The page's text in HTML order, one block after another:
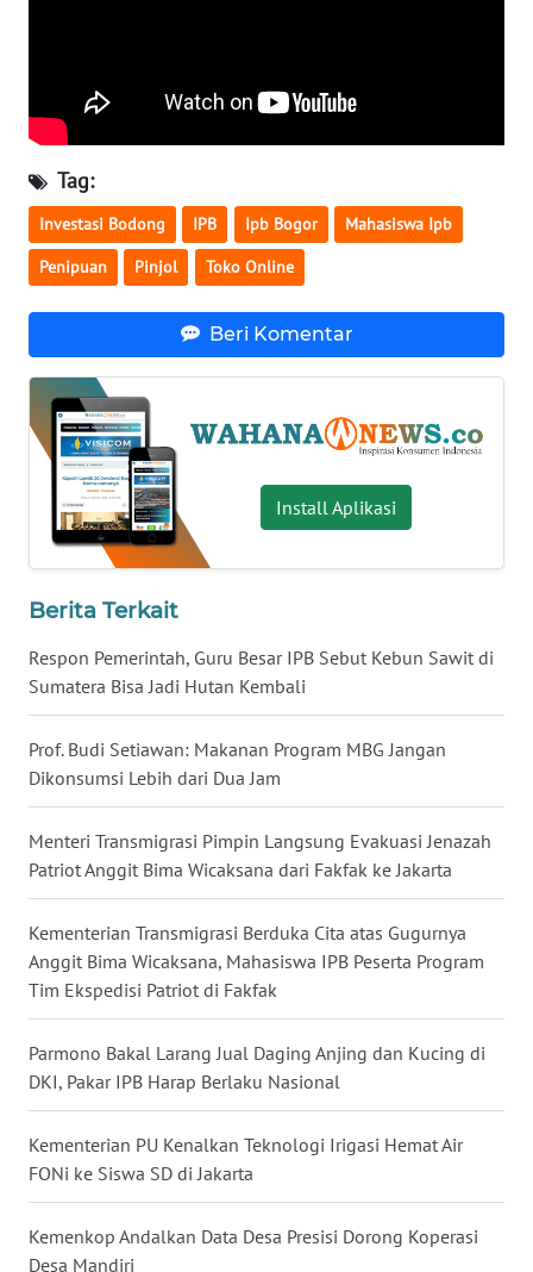
Tag:
Investasi Bodong IPB Ipb Bogor Mahasiswa Ipb
Penipuan Pinjol Toko Online
Beri Komentar
Install Aplikasi
Berita Terkait
Respon Pemerintah, Guru Besar IPB Sebut Kebun Sawit di
Sumatera Bisa Jadi Hutan Kembali
Prof. Budi Setiawan: Makanan Program MBG Jangan
Dikonsumsi Lebih dari Dua Jam
Menteri Transmigrasi Pimpin Langsung Evakuasi Jenazah
Patriot Anggit Bima Wicaksana dari Fakfak ke Jakarta
Kementerian Transmigrasi Berduka Cita atas Gugurnya
Anggit Bima Wicaksana, Mahasiswa IPB Peserta Program
Tim Ekspedisi Patriot di Fakfak
Parmono Bakal Larang Jual Daging Anjing dan Kucing di
DKI, Pakar IPB Harap Berlaku Nasional
Kementerian PU Kenalkan Teknologi Irigasi Hemat Air
FONi ke Siswa SD di Jakarta
Kemenkop Andalkan Data Desa Presisi Dorong Koperasi
Desa Mandiri
BARAT
RIAU
WN
SERAMBI
JAMBI
WN
SULTRA
WN
NTB
WN
SULTENG
WN
SULBAR
WN
WN
SUMBAR
SUMSEL
BENGKULU
LAMPUNG
JATENG